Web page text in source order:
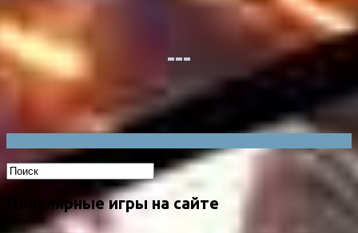
Популярные игры на сайте